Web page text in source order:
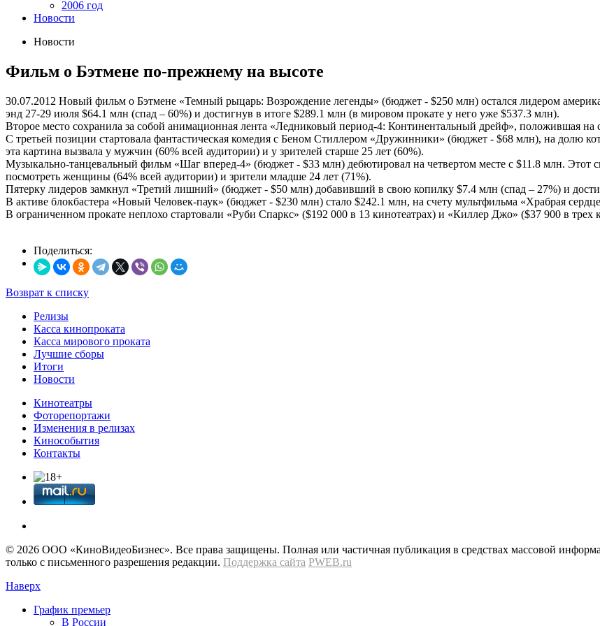
2006 год
Новости
Новости
Фильм о Бэтмене по-прежнему на высоте
30.07.2012 Новый фильм о Бэтмене «Темный рыцарь: Возрождение легенды» (бюджет - $250 млн) остался лидером
энд 27-29 июля $64.1 млн (спад – 60%) и достигнув в итоге $289.1 млн (в мировом прокате у него уже $537.3 млн).
Второе место сохранила за собой анимационная лента «Ледниковый период-4: Континентальный дрейф», положившая на
С третьей позиции стартовала фантастическая комедия с Беном Стиллером «Дружинники» (бюджет - $68 млн), на долю
эта картина вызвала у мужчин (60% всей аудитории) и у зрителей старше 25 лет (60%).
Музыкально-танцевальный фильм «Шаг вперед-4» (бюджет - $33 млн) дебютировал на четвертом месте с $11.8 млн. Этот
посмотреть женщины (64% всей аудитории) и зрители младше 24 лет (71%).
Пятерку лидеров замкнул «Третий лишний» (бюджет - $50 млн) добавивший в свою копилку $7.4 млн (спад – 27%) и
В активе блокбастера «Новый Человек-паук» (бюджет - $230 млн) стало $242.1 млн, на счету мультфильма «Храбрая
В ограниченном прокате неплохо стартовали «Руби Спаркс» ($192 000 в 13 кинотеатрах) и «Киллер Джо» ($37 900 в трех
Поделиться:
Возврат к списку
Релизы
Касса кинопроката
Касса мирового проката
Лучшие сборы
Итоги
Новости
Кинотеатры
Фоторепортажи
Изменения в релизах
Кинособытия
Контакты
© 2026 OOО «КиноВидеоБизнес». Все права защищены. Полная или частичная публикация в средствах массовой
только с письменного разрешения редакции. Поддержка сайта PWEB.ru
Наверх
График премьер
В России